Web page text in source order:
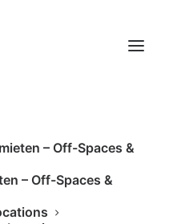
– Off-Spaces &
– Off-Spaces &